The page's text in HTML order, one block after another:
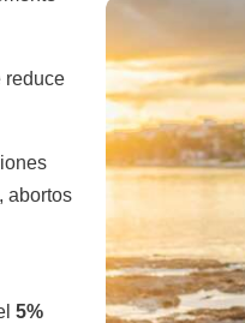
reduce
abortos
5%